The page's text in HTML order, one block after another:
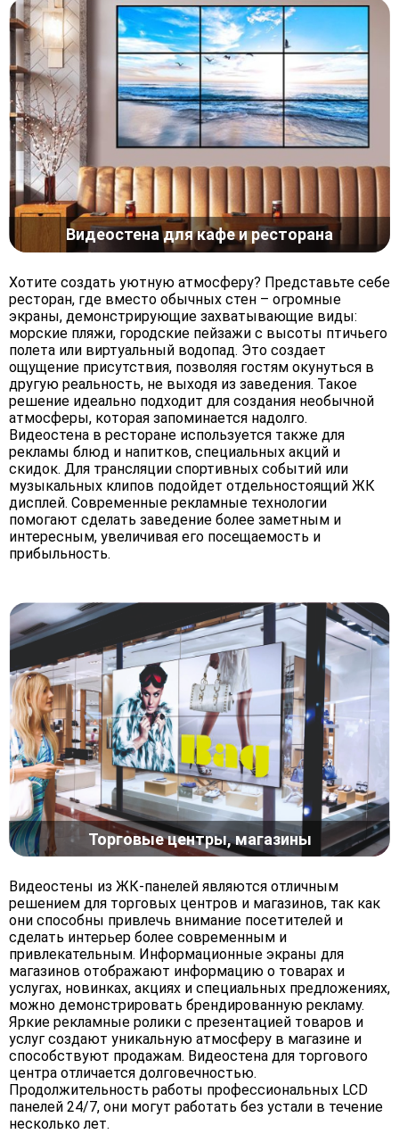
Видеостена для кафе и ресторана
Хотите создать уютную атмосферу? Представьте себе
ресторан, где вместо обычных стен – огромные
экраны, демонстрирующие захватывающие виды:
морские пляжи, городские пейзажи с высоты птичьего
полета или виртуальный водопад. Это создает
ощущение присутствия, позволяя гостям окунуться в
другую реальность, не выходя из заведения. Такое
решение идеально подходит для создания необычной
атмосферы, которая запоминается надолго.
Видеостена в ресторане используется также для
рекламы блюд и напитков, специальных акций и
скидок. Для трансляции спортивных событий или
музыкальных клипов подойдет отдельностоящий ЖК
дисплей. Современные рекламные технологии
помогают сделать заведение более заметным и
интересным, увеличивая его посещаемость и
прибыльность.
Торговые центры, магазины
Видеостены из ЖК-панелей являются отличным
решением для торговых центров и магазинов, так как
они способны привлечь внимание посетителей и
сделать интерьер более современным и
привлекательным. Информационные экраны для
магазинов отображают информацию о товарах и
услугах, новинках, акциях и специальных предложениях,
можно демонстрировать брендированную рекламу.
Яркие рекламные ролики с презентацией товаров и
услуг создают уникальную атмосферу в магазине и
способствуют продажам. Видеостена для торгового
центра отличается долговечностью.
Продолжительность работы профессиональных LCD
панелей 24/7, они могут работать без устали в течение
несколько лет.